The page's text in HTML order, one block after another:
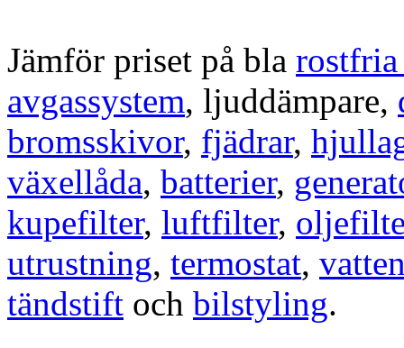
Jämför priset på bla rostfria
avgassystem, ljuddämpare,
bromsskivor, fjädrar,
växellåda, batterier,
kupefilter, luftfilter,
utrustning, termostat,
tändstift och bilstyling.